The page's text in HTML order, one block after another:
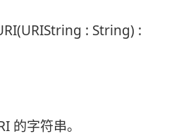
: String) :
的字符串。